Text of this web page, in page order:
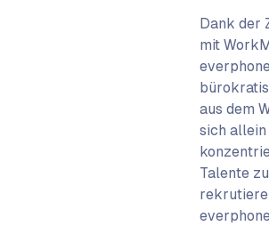
Dank der
mit
aus dem
sich
Talente